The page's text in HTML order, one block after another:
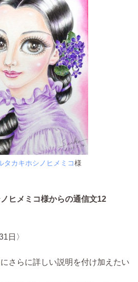
タカキホシノヒメミコ様
ヒメミコ様からの通信文12
日〉
にさらに詳しい説明を付け加えたい